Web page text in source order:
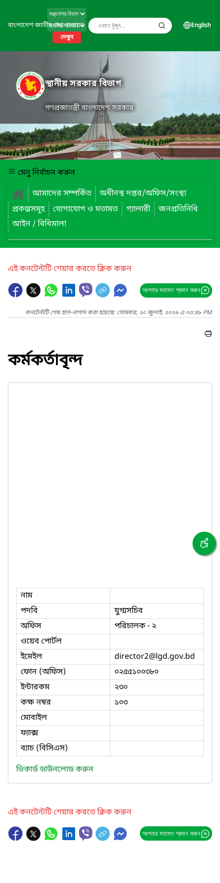
বাংলাদেশ জাতীয় তথ্য বাতায়ন
দেখুন
English
স্থানীয় সরকার বিভাগ
গণপ্রজাতন্ত্রী বাংলাদেশ সরকার
মেনু নির্বাচন করুন
আমাদের সম্পর্কিত
অধীনস্থ দপ্তর/অফিস/সংস্থা
প্রকল্পসমূহ
যোগাযোগ ও মতামত গ্যালারী
জনপ্রতিনিধি
আইন / বিধিমালা
এই কনটেন্টটি শেয়ার করতে ক্লিক করুন
আপনার মতামত প্রদান করুন
কনটেন্টটি শেষ হাল-নাগাদ করা হয়েছে: সোমবার, ২০ জুলাই, ২০২৬ এ ০৩:৪৮ PM
কর্মকর্তাবৃন্দ
নাম
পদবি
যুগ্মসচিব
অফিস
পরিচালক - ২
ওয়েব পোর্টল
ইমেইল
director2@lgd.gov.bd
ফোন (অফিস)
০২৫৫১০০৩৮০
ইন্টারকম
২৩০
কক্ষ নম্বর
১০৩
মোবাইল
ফ্যাক্স
ব্যাচ (বিসিএস)
ভিকার্ড ডাউনলোড করুন
এই কনটেন্টটি শেয়ার করতে ক্লিক করুন
আপনার মতামত প্রদান করুন